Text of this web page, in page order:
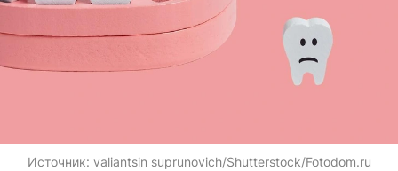
Источник: valiantsin suprunovich/Shutterstock/Fotodom.ru